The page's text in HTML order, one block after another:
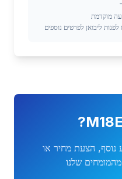
מוקדמת
ליבואן לפרטים נוספים
?
נוסף, הצעת מחיר או
שלנו